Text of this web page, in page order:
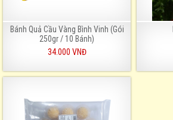
Bánh Quả Cầu Vàng Bình Vinh (Gói
250gr / 10 Bánh)
34.000 VNĐ